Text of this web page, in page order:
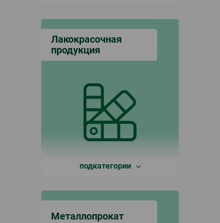
Лакокрасочная
продукция
подкатегории
Металлопрокат